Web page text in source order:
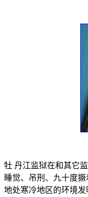
牡 丹江监狱在和其它
睡觉、吊刑、九十度
地处寒冷地区的环境